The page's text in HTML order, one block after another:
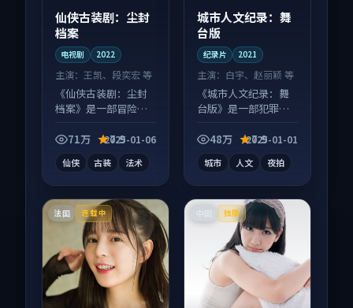
仙侠古装剧：尘封
档案
电视剧 2022
主演： 王凯、段奕宏 等
《仙侠古装剧：尘封
档案》是一部冒险向
凑信息量大，适合沉
71万 7.9
2025-01-06
仙侠 古装 法术
城市人文纪录：舞
台版
纪录片 2021
主演： 白宇、赵丽颖 等
《城市人文纪录：舞
台版》是一部犯罪向
凑信息量大，适合沉
48万 7.9
2025-01-01
城市 人文 夜拍
法国 连载中 独播